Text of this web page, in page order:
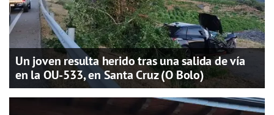
Un joven resulta herido tras una salida de vía
en la OU-533, en Santa Cruz (O Bolo)